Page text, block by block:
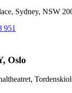
Sydney, NSW
951
Oslo